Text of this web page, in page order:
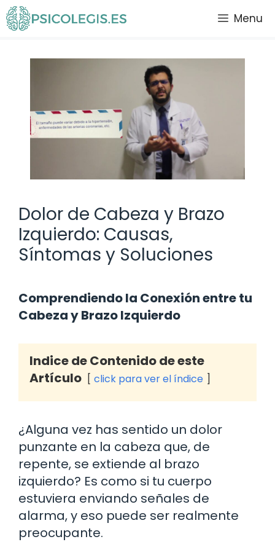
Saltar
al
Menu
Dolor de Cabeza y Brazo
Izquierdo: Causas,
Síntomas y Soluciones
Comprendiendo la Conexión entre tu
Cabeza y Brazo Izquierdo
Indice de Contenido de este
Artículo
click para ver el índice
¿Alguna vez has sentido un dolor
punzante en la cabeza que, de
repente, se extiende al brazo
izquierdo? Es como si tu cuerpo
estuviera enviando señales de
alarma, y eso puede ser realmente
preocupante.